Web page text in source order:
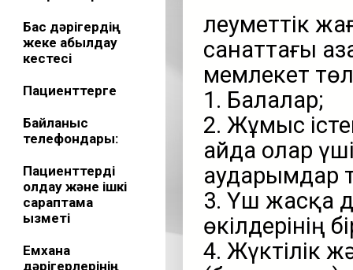
Бас дәрігердің
жеке қабылдау
кестесі
Пациенттерге
Байланыс
телефондары:
Пациенттерді
қолдау және ішкі
сараптама
қызметі
Емхана
дәрігерлерінің
Әлеуметтік
санаттағы
мемлекет
1. Балалар;
2. Жұмыс
айда олар
аударымдар
3. Үш жасқа
өкілдерінің
4. Жүктілік